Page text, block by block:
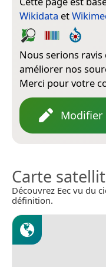
Wikidata et
Nous serions
améliorer nos
Merci pour votre
Modifier
Carte
Découvrez Eec vu du
définition.